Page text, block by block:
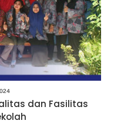
dan Fasilitas